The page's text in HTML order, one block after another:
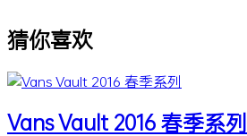
猜你喜欢
Vans Vault 2016 春季系列